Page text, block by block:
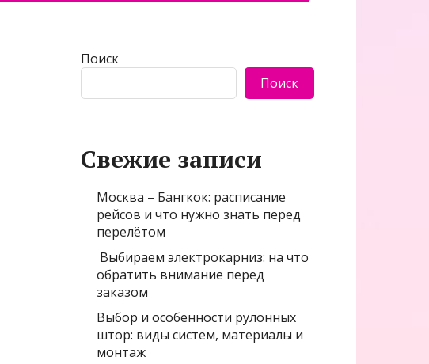
Поиск
Поиск
Свежие записи
Москва – Бангкок: расписание
рейсов и что нужно знать перед
перелётом
Выбираем электрокарниз: на что
обратить внимание перед
заказом
Выбор и особенности рулонных
штор: виды систем, материалы и
монтаж